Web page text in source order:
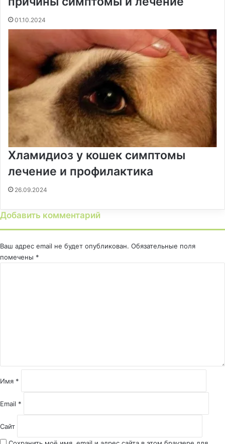
01.10.2024
Хламидиоз у кошек симптомы
лечение и профилактика
26.09.2024
Добавить комментарий
Ваш адрес email не будет опубликован. Обязательные поля
помечены *
и
й
Имя *
Email *
Сайт